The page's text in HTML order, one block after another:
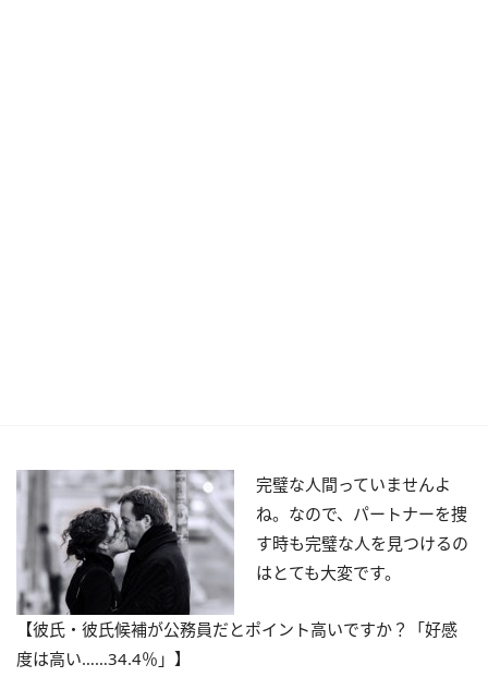
完璧な人間っていませんよ
ね。なので、パートナーを捜
す時も完璧な人を見つけるの
はとても大変です。
【彼氏・彼氏候補が公務員だとポイント高いですか？「好感
度は高い……34.4％」】